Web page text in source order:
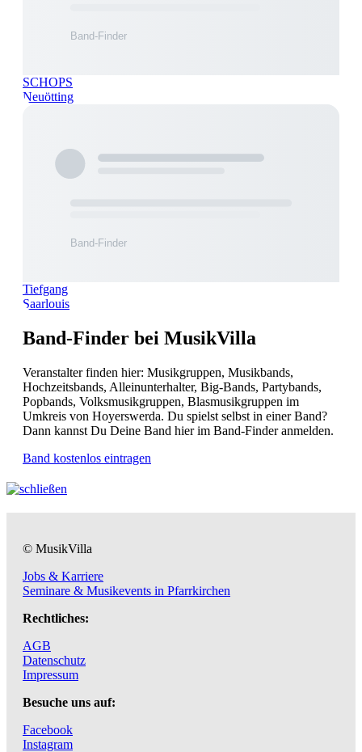
SCHOPS
Neuötting
Tiefgang
Saarlouis
Band-Finder bei MusikVilla
Veranstalter finden hier: Musikgruppen, Musikbands,
Hochzeitsbands, Alleinunterhalter, Big-Bands, Partybands,
Popbands, Volksmusikgruppen, Blasmusikgruppen im
Umkreis von Hoyerswerda. Du spielst selbst in einer Band?
Dann kannst Du Deine Band hier im Band-Finder anmelden.
Band kostenlos eintragen
© MusikVilla
Jobs & Karriere
Seminare & Musikevents in Pfarrkirchen
Rechtliches:
AGB
Datenschutz
Impressum
Besuche uns auf:
Facebook
Instagram